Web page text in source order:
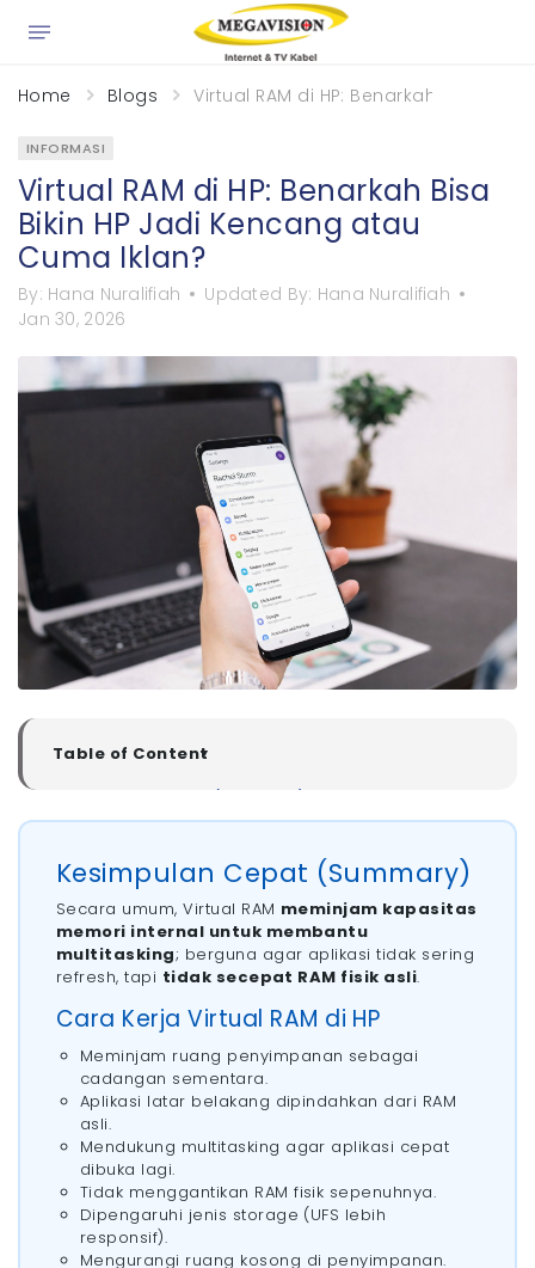
Home Blogs Virtual RAM di HP: Benarkah Bisa
INFORMASI
Virtual RAM di HP: Benarkah Bisa
Bikin HP Jadi Kencang atau
Cuma Iklan?
By: Hana Nuralifiah Updated By: Hana Nuralifiah
Jan 30, 2026
Table of Content
▼
- Cara Kerja Virtual RAM di HP
Perbedaan Kecepatan RAM dan Storage Internal
Cara Mengaktifkan Fitur RAM Plus di HP
- 1. Cara Mengaktifkan RAM Plus di HP Samsung
- 2. Cara Mengaktifkan RAM Expansion di HP Oppo,
Vivo, dan Realme
Aktivitas Lebih Lancar dan Cepat dengan WiFi
Megavision!
Kesimpulan Cepat (Summary)
Secara umum, Virtual RAM meminjam kapasitas
memori internal untuk membantu
multitasking; berguna agar aplikasi tidak sering
refresh, tapi tidak secepat RAM fisik asli.
Cara Kerja Virtual RAM di HP
Meminjam ruang penyimpanan sebagai
cadangan sementara.
Aplikasi latar belakang dipindahkan dari RAM
asli.
Mendukung multitasking agar aplikasi cepat
dibuka lagi.
Tidak menggantikan RAM fisik sepenuhnya.
Dipengaruhi jenis storage (UFS lebih
responsif).
Mengurangi ruang kosong di penyimpanan.